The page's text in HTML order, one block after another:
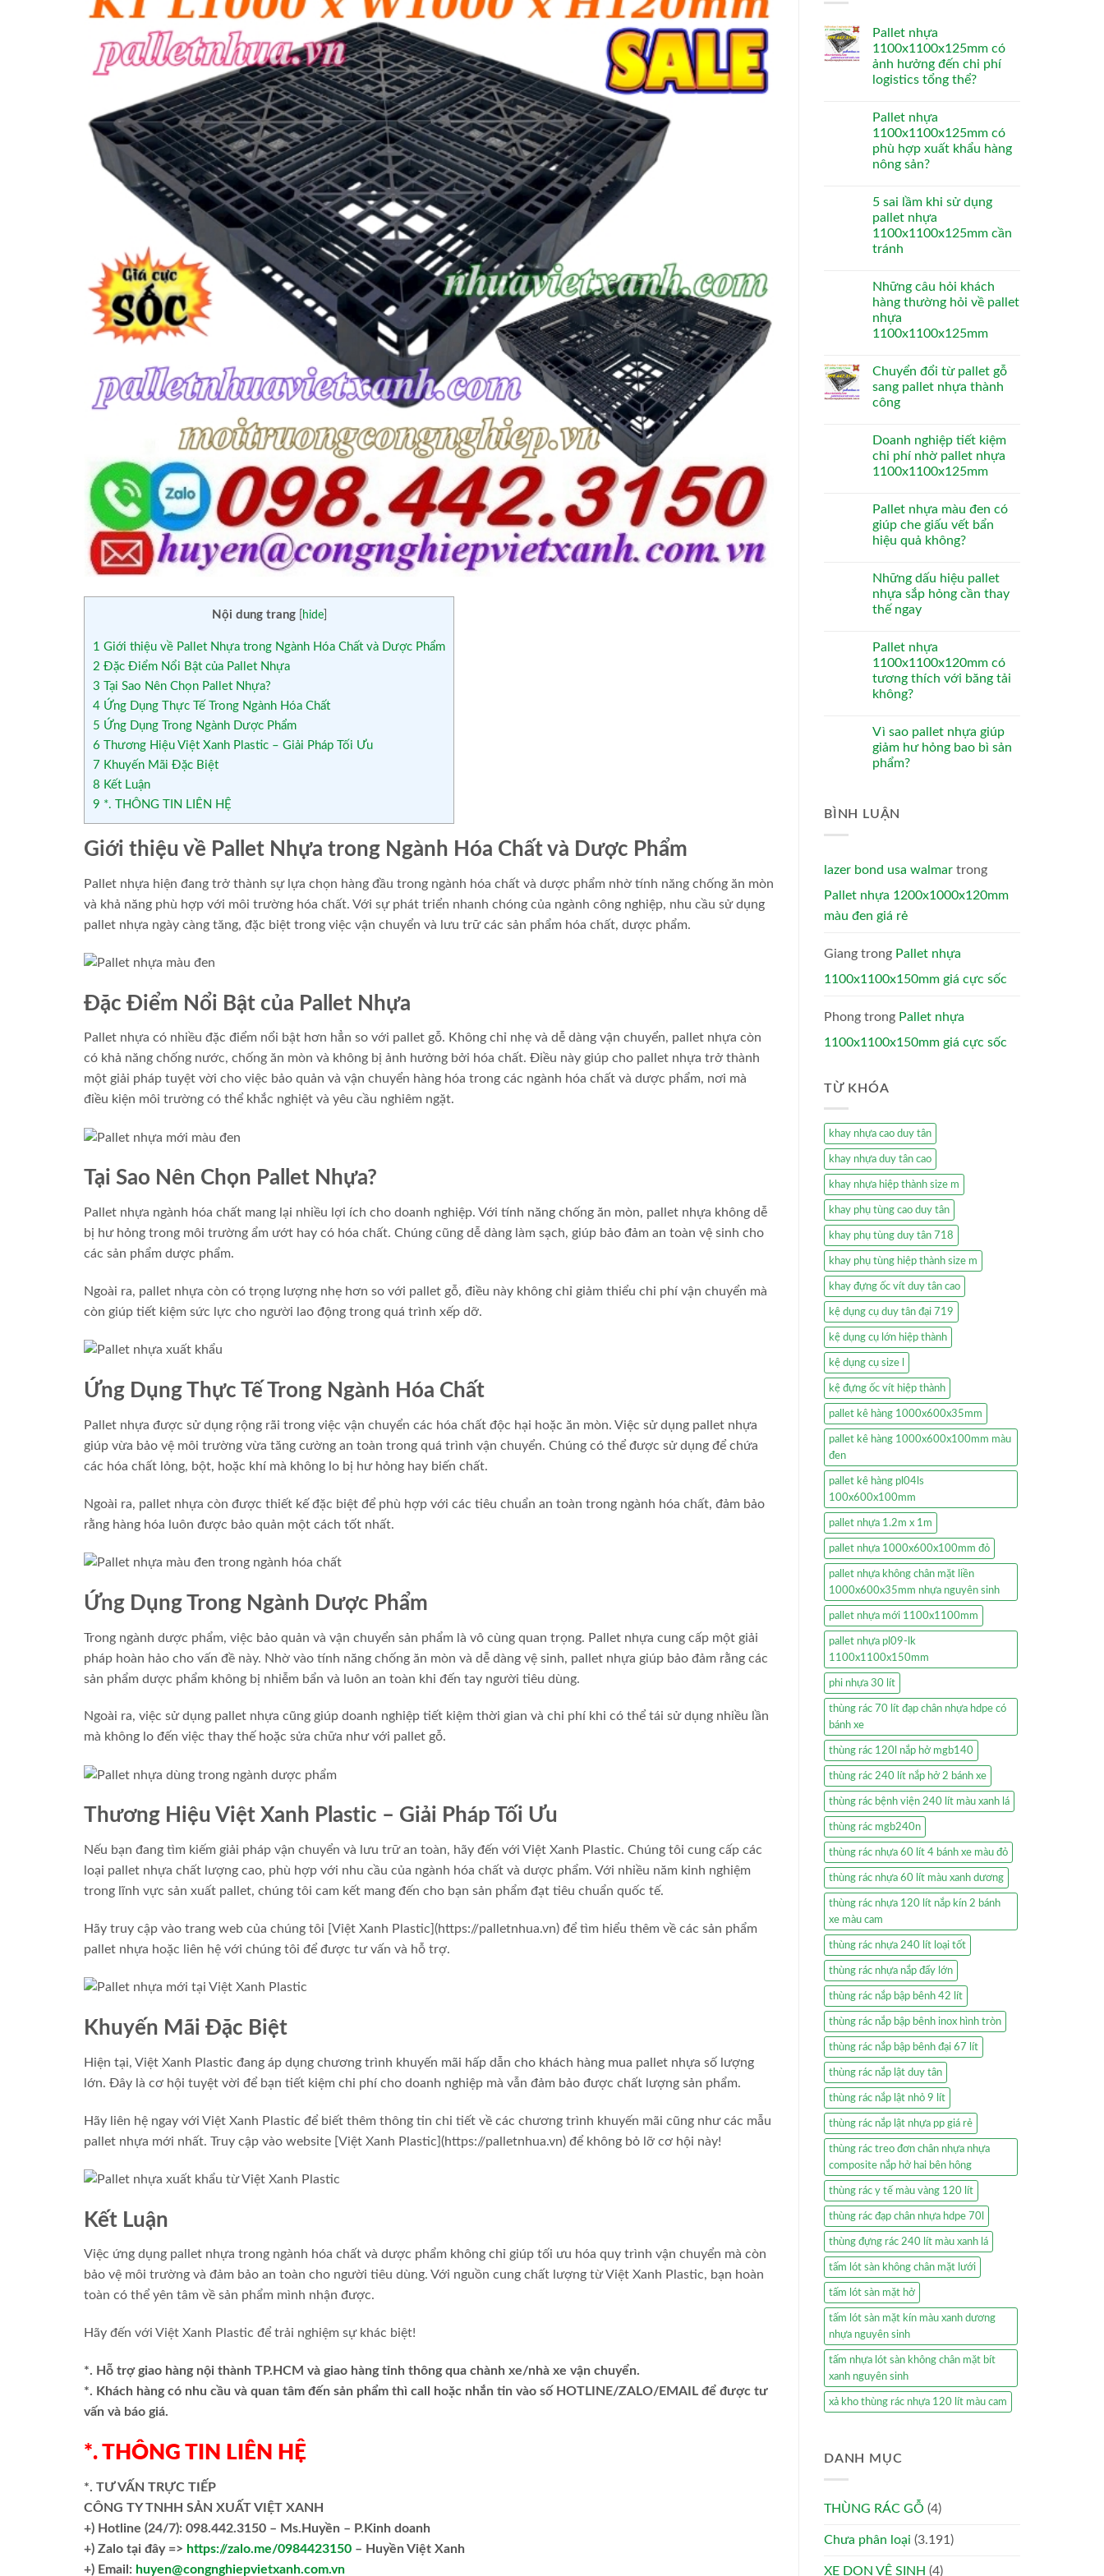
Nội dung trang hide]
1 Giới thiệu về Pallet Nhựa trong Ngành Hóa Chất và Dược Phẩm
2 Đặc Điểm Nổi Bật của Pallet Nhựa
3 Tại Sao Nên Chọn Pallet Nhựa?
4 Ứng Dụng Thực Tế Trong Ngành Hóa Chất
5 Ứng Dụng Trong Ngành Dược Phẩm
6 Thương Hiệu Việt Xanh Plastic – Giải Pháp Tối Ưu
7 Khuyến Mãi Đặc Biệt
8 Kết Luận
9 *. THÔNG TIN LIÊN HỆ
Giới thiệu về Pallet Nhựa trong Ngành Hóa Chất và Dược Phẩm
Pallet nhựa hiện đang trở thành sự lựa chọn hàng đầu trong ngành hóa chất và dược phẩm nhờ tính năng chống ăn mòn
và khả năng phù hợp với môi trường hóa chất. Với sự phát triển nhanh chóng của ngành công nghiệp, nhu cầu sử dụng
pallet nhựa ngày càng tăng, đặc biệt trong việc vận chuyển và lưu trữ các sản phẩm hóa chất, dược phẩm.
Đặc Điểm Nổi Bật của Pallet Nhựa
Pallet nhựa có nhiều đặc điểm nổi bật hơn hẳn so với pallet gỗ. Không chỉ nhẹ và dễ dàng vận chuyển, pallet nhựa còn
có khả năng chống nước, chống ăn mòn và không bị ảnh hưởng bởi hóa chất. Điều này giúp cho pallet nhựa trở thành
một giải pháp tuyệt vời cho việc bảo quản và vận chuyển hàng hóa trong các ngành hóa chất và dược phẩm, nơi mà
điều kiện môi trường có thể khắc nghiệt và yêu cầu nghiêm ngặt.
Tại Sao Nên Chọn Pallet Nhựa?
Pallet nhựa ngành hóa chất mang lại nhiều lợi ích cho doanh nghiệp. Với tính năng chống ăn mòn, pallet nhựa không dễ
bị hư hỏng trong môi trường ẩm ướt hay có hóa chất. Chúng cũng dễ dàng làm sạch, giúp bảo đảm an toàn vệ sinh cho
các sản phẩm dược phẩm.
Ngoài ra, pallet nhựa còn có trọng lượng nhẹ hơn so với pallet gỗ, điều này không chỉ giảm thiểu chi phí vận chuyển mà
còn giúp tiết kiệm sức lực cho người lao động trong quá trình xếp dỡ.
Ứng Dụng Thực Tế Trong Ngành Hóa Chất
Pallet nhựa được sử dụng rộng rãi trong việc vận chuyển các hóa chất độc hại hoặc ăn mòn. Việc sử dụng pallet nhựa
giúp vừa bảo vệ môi trường vừa tăng cường an toàn trong quá trình vận chuyển. Chúng có thể được sử dụng để chứa
các hóa chất lỏng, bột, hoặc khí mà không lo bị hư hỏng hay biến chất.
Ngoài ra, pallet nhựa còn được thiết kế đặc biệt để phù hợp với các tiêu chuẩn an toàn trong ngành hóa chất, đảm bảo
rằng hàng hóa luôn được bảo quản một cách tốt nhất.
Ứng Dụng Trong Ngành Dược Phẩm
Trong ngành dược phẩm, việc bảo quản và vận chuyển sản phẩm là vô cùng quan trọng. Pallet nhựa cung cấp một giải
pháp hoàn hảo cho vấn đề này. Nhờ vào tính năng chống ăn mòn và dễ dàng vệ sinh, pallet nhựa giúp bảo đảm rằng các
sản phẩm dược phẩm không bị nhiễm bẩn và luôn an toàn khi đến tay người tiêu dùng.
Ngoài ra, việc sử dụng pallet nhựa cũng giúp doanh nghiệp tiết kiệm thời gian và chi phí khi có thể tái sử dụng nhiều lần
mà không lo đến việc thay thế hoặc sửa chữa như với pallet gỗ.
Thương Hiệu Việt Xanh Plastic – Giải Pháp Tối Ưu
Nếu bạn đang tìm kiếm giải pháp vận chuyển và lưu trữ an toàn, hãy đến với Việt Xanh Plastic. Chúng tôi cung cấp các
loại pallet nhựa chất lượng cao, phù hợp với nhu cầu của ngành hóa chất và dược phẩm. Với nhiều năm kinh nghiệm
trong lĩnh vực sản xuất pallet, chúng tôi cam kết mang đến cho bạn sản phẩm đạt tiêu chuẩn quốc tế.
Hãy truy cập vào trang web của chúng tôi [Việt Xanh Plastic](https://palletnhua.vn) để tìm hiểu thêm về các sản phẩm
pallet nhựa hoặc liên hệ với chúng tôi để được tư vấn và hỗ trợ.
Khuyến Mãi Đặc Biệt
Hiện tại, Việt Xanh Plastic đang áp dụng chương trình khuyến mãi hấp dẫn cho khách hàng mua pallet nhựa số lượng
lớn. Đây là cơ hội tuyệt vời để bạn tiết kiệm chi phí cho doanh nghiệp mà vẫn đảm bảo được chất lượng sản phẩm.
Hãy liên hệ ngay với Việt Xanh Plastic để biết thêm thông tin chi tiết về các chương trình khuyến mãi cũng như các mẫu
pallet nhựa mới nhất. Truy cập vào website [Việt Xanh Plastic](https://palletnhua.vn) để không bỏ lỡ cơ hội này!
Kết Luận
Việc ứng dụng pallet nhựa trong ngành hóa chất và dược phẩm không chỉ giúp tối ưu hóa quy trình vận chuyển mà còn
bảo vệ môi trường và đảm bảo an toàn cho người tiêu dùng. Với nguồn cung chất lượng từ Việt Xanh Plastic, bạn hoàn
toàn có thể yên tâm về sản phẩm mình nhận được.
Hãy đến với Việt Xanh Plastic để trải nghiệm sự khác biệt!
*. Hỗ trợ giao hàng nội thành TP.HCM và giao hàng tỉnh thông qua chành xe/nhà xe vận chuyển.
*. Khách hàng có nhu cầu và quan tâm đến sản phẩm thì call hoặc nhắn tin vào số HOTLINE/ZALO/EMAIL để được tư
vấn và báo giá.
*. THÔNG TIN LIÊN HỆ
*. TƯ VẤN TRỰC TIẾP
CÔNG TY TNHH SẢN XUẤT VIỆT XANH
+) Hotline (24/7): 098.442.3150 – Ms.Huyền – P.Kinh doanh
+) Zalo tại đây => https://zalo.me/0984423150 – Huyền Việt Xanh
+) Email: huyen@congnghiepvietxanh.com.vn
Pallet nhựa
1100x1100x125mm có
ảnh hưởng đến chi phí
logistics tổng thể?
Pallet nhựa
1100x1100x125mm có
phù hợp xuất khẩu hàng
nông sản?
5 sai lầm khi sử dụng
pallet nhựa
1100x1100x125mm cần
tránh
Những câu hỏi khách
hàng thường hỏi về pallet
nhựa
1100x1100x125mm
Chuyển đổi từ pallet gỗ
sang pallet nhựa thành
công
Doanh nghiệp tiết kiệm
chi phí nhờ pallet nhựa
1100x1100x125mm
Pallet nhựa màu đen có
giúp che giấu vết bẩn
hiệu quả không?
Những dấu hiệu pallet
nhựa sắp hỏng cần thay
thế ngay
Pallet nhựa
1100x1100x120mm có
tương thích với băng tải
không?
Vì sao pallet nhựa giúp
giảm hư hỏng bao bì sản
phẩm?
BÌNH LUẬN
lazer bond usa walmar trong
Pallet nhựa 1200x1000x120mm
màu đen giá rẻ
Giang trong Pallet nhựa
1100x1100x150mm giá cực sốc
Phong trong Pallet nhựa
1100x1100x150mm giá cực sốc
TỪ KHÓA
khay nhựa cao duy tân
khay nhựa duy tân cao
khay nhựa hiệp thành size m
khay phụ tùng cao duy tân
khay phụ tùng duy tân 718
khay phụ tùng hiệp thành size m
khay đựng ốc vít duy tân cao
kệ dụng cụ duy tân đại 719
kệ dụng cụ lớn hiệp thành
kệ dụng cụ size l
kệ đựng ốc vít hiệp thành
pallet kê hàng 1000x600x35mm
pallet kê hàng 1000x600x100mm màu
đen
pallet kê hàng pl04ls
100x600x100mm
pallet nhựa 1.2m x 1m
pallet nhựa 1000x600x100mm đỏ
pallet nhựa không chân mặt liền
1000x600x35mm nhựa nguyên sinh
pallet nhựa mới 1100x1100mm
pallet nhựa pl09-lk
1100x1100x150mm
phi nhựa 30 lít
thùng rác 70 lít đạp chân nhựa hdpe có
bánh xe
thùng rác 120l nắp hở mgb140
thùng rác 240 lít nắp hở 2 bánh xe
thùng rác bệnh viện 240 lít màu xanh lá
thùng rác mgb240n
thùng rác nhựa 60 lít 4 bánh xe màu đỏ
thùng rác nhựa 60 lít màu xanh dương
thùng rác nhựa 120 lít nắp kín 2 bánh
xe màu cam
thùng rác nhựa 240 lít loại tốt
thùng rác nhựa nắp đẩy lớn
thùng rác nắp bập bênh 42 lít
thùng rác nắp bập bênh inox hình tròn
thùng rác nắp bập bênh đại 67 lít
thùng rác nắp lật duy tân
thùng rác nắp lật nhỏ 9 lít
thùng rác nắp lật nhựa pp giá rẻ
thùng rác treo đơn chân nhựa nhựa
composite nắp hở hai bên hông
thùng rác y tế màu vàng 120 lít
thùng rác đạp chân nhựa hdpe 70l
thùng đựng rác 240 lít màu xanh lá
tấm lót sàn không chân mặt lưới
tấm lót sàn mặt hở
tấm lót sàn mặt kín màu xanh dương
nhựa nguyên sinh
tấm nhựa lót sàn không chân mặt bít
xanh nguyên sinh
xả kho thùng rác nhựa 120 lít màu cam
DANH MỤC
THÙNG RÁC GỖ (4)
Chưa phân loại (3.191)
XE DỌN VỆ SINH (4)